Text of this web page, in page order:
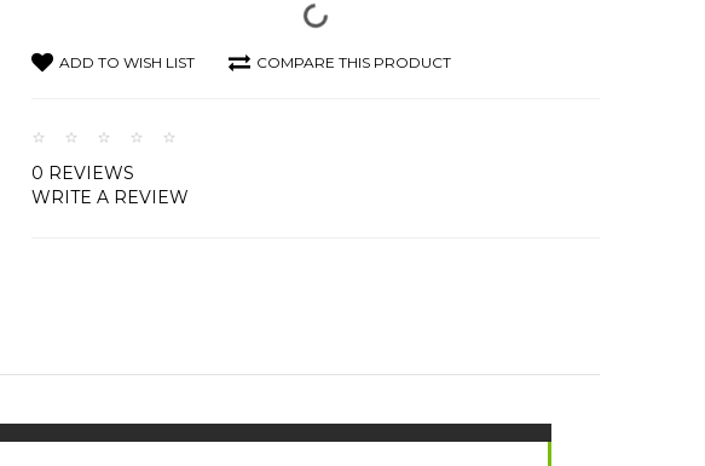
ADD TO WISH LIST COMPARE THIS PRODUCT
0 REVIEWS
WRITE A REVIEW